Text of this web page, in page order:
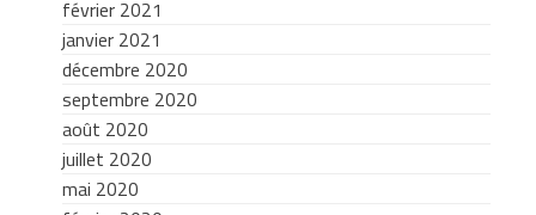
février 2021
janvier 2021
décembre 2020
septembre 2020
août 2020
juillet 2020
mai 2020